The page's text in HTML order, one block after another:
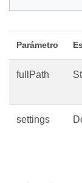
Parámetro
fullPath
settings